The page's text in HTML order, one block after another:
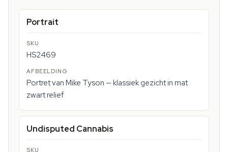
Portrait
HS2469
Portret van Mike Tyson — klassiek gezicht in mat
zwart relief
Undisputed Cannabis